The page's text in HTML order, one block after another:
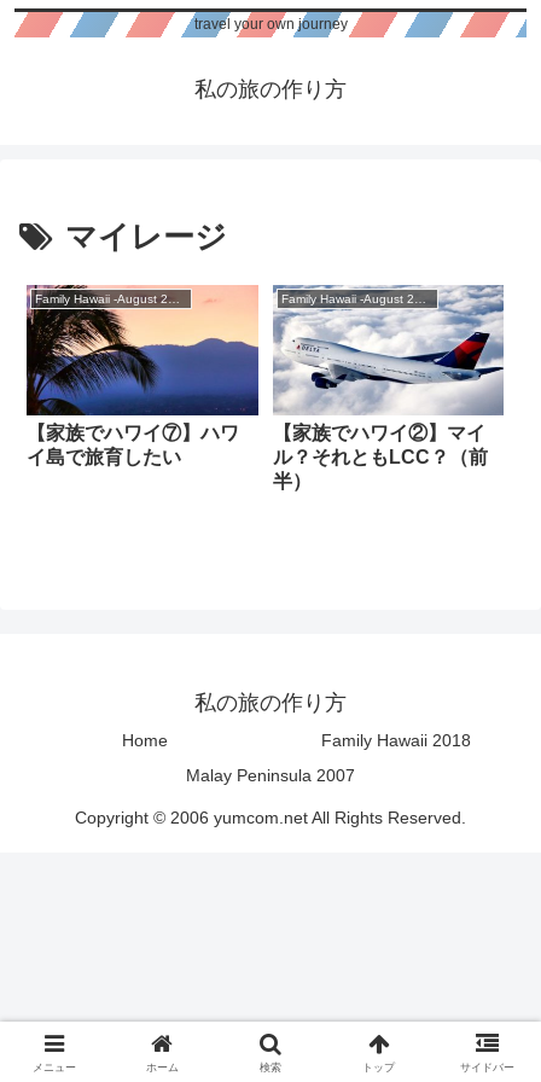
travel your own journey
私の旅の作り方
マイレージ
【家族でハワイ⑦】ハワ
イ島で旅育したい
【家族でハワイ②】マイ
ル？それともLCC？（前
半）
私の旅の作り方
Home
Family Hawaii 2018
Malay Peninsula 2007
Copyright © 2006 yumcom.net All Rights Reserved.
メニュー ホーム 検索 トップ サイドバー